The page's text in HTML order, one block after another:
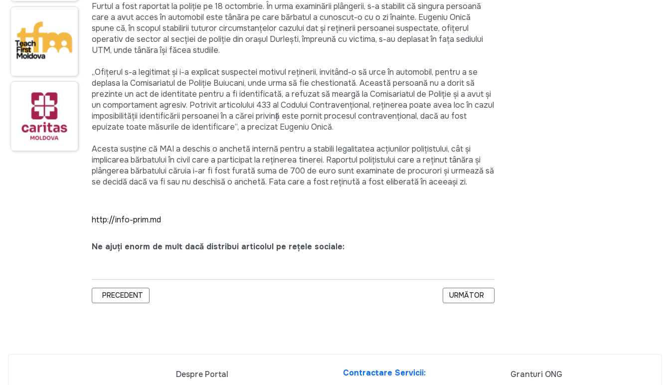
Furtul a fost raportat la poliţie pe 18 octombrie. În urma examinării plângerii, s-a stabilit că singura persoană
care a avut acces în automobil este tânăra pe care bărbatul a cunoscut-o cu o zi înainte. Eugeniu Onică
spune că, în scopul stabilirii tuturor circumstanţelor cazului dat şi reţinerii persoanei suspectate, ofiţerul
operativ de sector al secţiei de poliţie din oraşul Durleşti, împreună cu victima, s-au deplasat în faţa sediului
UTM, unde tânăra îşi făcea studiile.
„Ofiţerul s-a legitimat şi i-a explicat suspectei motivul reţinerii, invitând-o să urce în automobil, pentru a se
deplasa la Comisariatul de Poliţie Buiucani, unde urma să fie chestionată. Această persoană nu a dorit să
prezinte un act de identitate pentru a fi identificată, a refuzat să meargă la Comisariatul de Poliţie şi a avut şi
un comportament agresiv. Potrivit articolului 433 al Codului Contravenţional, reţinerea poate avea loc în cazul
imposibilităţii identificării persoanei în a cărei privinţă este pornit procesul contravenţional, dacă au fost
epuizate toate măsurile de identificare”, a precizat Eugeniu Onică.
Acesta susţine că MAI a deschis o anchetă internă pentru a stabili legalitatea acţiunilor poliţistului, cât şi
implicarea bărbatului în civil care a participat la reţinerea tinerei. Raportul poliţistului care a reţinut tânăra şi
plângerea bărbatului căruia i-ar fi fost furată suma de 700 de euro sunt examinate de procurori şi urmează să
se decidă dacă va fi sau nu deschisă o anchetă. Fata care a fost reţinută a fost eliberată în aceeaşi zi.
http://info-prim.md
Ne ajuți enorm de mult dacă distribui articolul pe rețele sociale:
ARTICOL PRECEDENT: DOAR ¼ DIN BANII PENTRU CENTRUL DE TINERET DIN STRĂŞENI AU FOST UTILIZAŢI
PRECEDENT ARTICOLUL URMĂTOR: TINERII INVATA SA SCRIE PROIECTE!
URMĂTOR
Despre Portal
Contractare Servicii:
Granturi ONG